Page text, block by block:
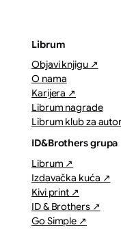
Librum
Objavi knjigu ↗
O nama
Karijera ↗
Librum nagrade
Librum klub za
ID&Brothers grupa
Librum ↗
Izdavačka kuća ↗
Kivi print ↗
ID & Brothers ↗
Go Simple ↗